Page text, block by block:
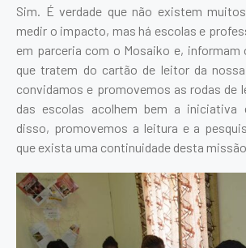
Sim. É verdade que não existem
medir o impacto, mas há escolas e
em parceria com o Mosaiko e, informam
que tratem do cartão de leitor da
convidamos e promovemos as rodas de
das escolas acolhem bem a iniciativa
disso, promovemos a leitura e a
que exista uma continuidade desta